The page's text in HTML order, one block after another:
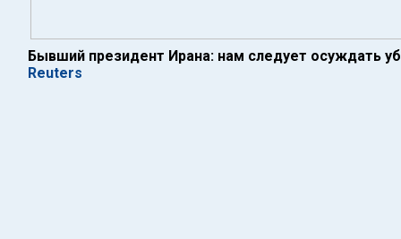
Бывший президент Ирана: нам следует осуждать
Reuters